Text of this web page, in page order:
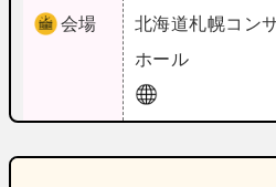
会場 北海道札幌コン
ホール